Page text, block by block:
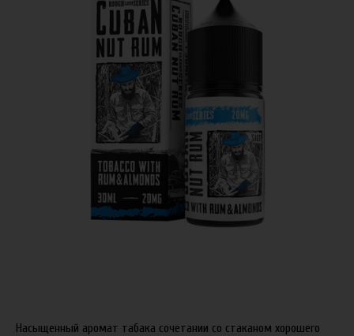
Насыщенный аромат табака сочетании со стаканом хорошего